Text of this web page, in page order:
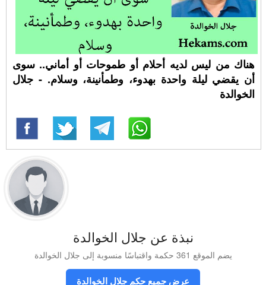
هناك من ليس لديه أحلام أو طموحات أو أماني.. سوى
أن يقضي ليلة واحدة بهدوء، وطمأنينة، وسلام. - جلال
الخوالدة
نبذة عن جلال الخوالدة
يضم الموقع 361 حكمة واقتباسًا منسوبة إلى جلال الخوالدة
عرض جميع حكم جلال الخوالدة